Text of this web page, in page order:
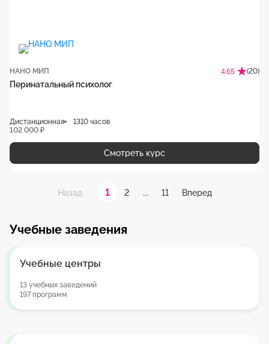
НАНО МИП 4.65 (20)
Перинатальный психолог
Дистанционная
1310 часов
102 000 ₽
Смотреть курс
Назад 1 2 ... 11 Вперед
Учебные заведения
Учебные центры
13 учебных заведений
197 программ